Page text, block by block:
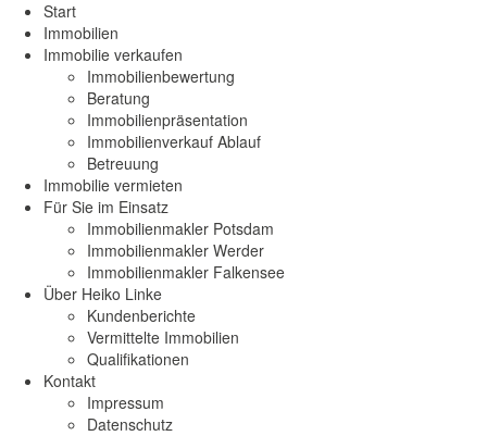
Start
Immobilien
Immobilie verkaufen
Immobilienbewertung
Beratung
Immobilienpräsentation
Immobilienverkauf Ablauf
Betreuung
Immobilie vermieten
Für Sie im Einsatz
Immobilienmakler Potsdam
Immobilienmakler Werder
Immobilienmakler Falkensee
Über Heiko Linke
Kundenberichte
Vermittelte Immobilien
Qualifikationen
Kontakt
Impressum
Datenschutz